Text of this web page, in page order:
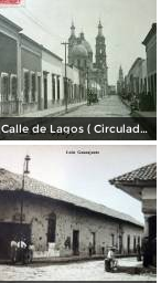
Calle de Lagos ( Circulada el 27 de Mayo de 1909 ).